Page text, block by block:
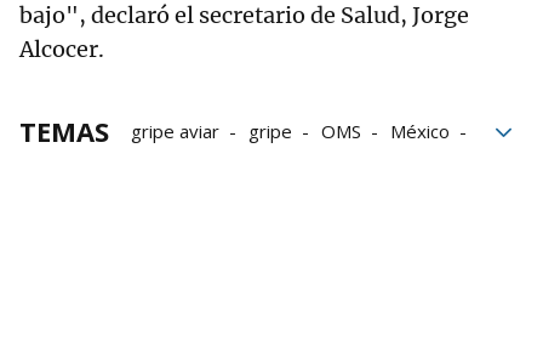
bajo", declaró el secretario de Salud, Jorge
Alcocer.
TEMAS gripe aviar gripe OMS
México